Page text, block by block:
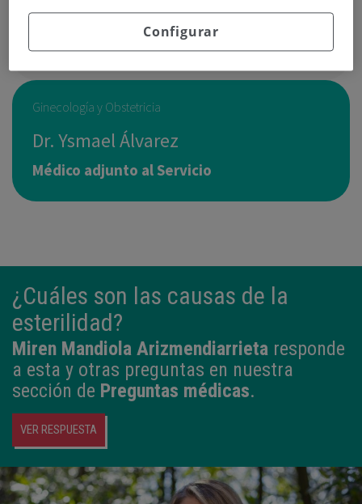
Ginecología y Obstetricia
Dr. Ysmael Álvarez
Médico adjunto al Servicio
Pedir cita
¿Cuáles son las causas de la
esterilidad?
Miren Mandiola Arizmendiarrieta responde
a esta y otras preguntas en nuestra
sección de Preguntas médicas.
VER RESPUESTA
Configurar